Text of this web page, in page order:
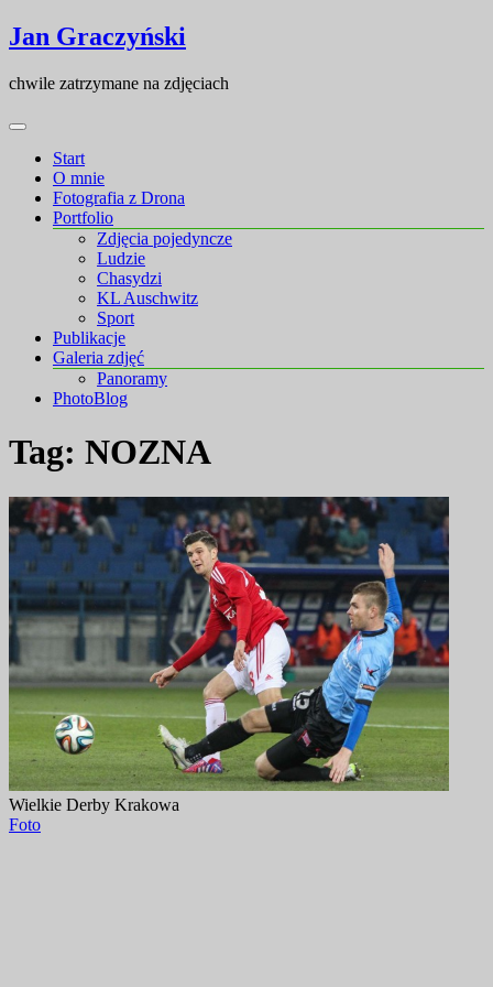
Skip
to
Skip
to
Jan Graczyński
chwile zatrzymane na zdjęciach
Start
O mnie
Fotografia z Drona
Portfolio
Zdjęcia pojedyncze
Ludzie
Chasydzi
KL Auschwitz
Sport
Publikacje
Galeria zdjęć
Panoramy
PhotoBlog
Tag: NOZNA
Wielkie Derby Krakowa
Foto